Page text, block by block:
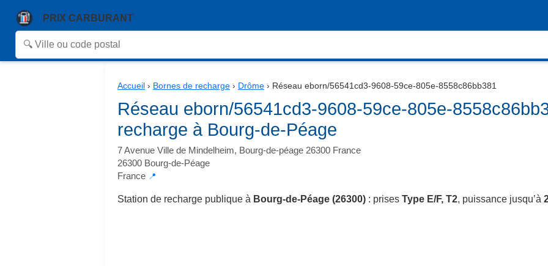
PRIX CARBURANT
Accueil › Bornes de recharge › Drôme › Réseau eborn/56541cd3-9608-59ce-805e-8558c86bb381
Réseau eborn/56541cd3-9608-59ce-805e-
recharge à Bourg-de-Péage
7 Avenue Ville de Mindelheim, Bourg-de-péage 26300 France
26300 Bourg-de-Péage
France 📍
Station de recharge publique à Bourg-de-Péage (26300) : prises Type E/F, T2, puissance jusqu’à